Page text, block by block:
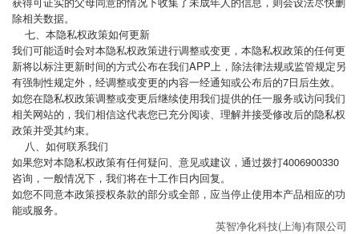
除相关数据。
七、本隐私权政策如何更新
我们可能适时会对本隐私权政策进行调整或变更，本隐私权政策的任何更
新将以标注更新时间的方式公布在我们APP上，除法律法规或监管规定另
有强制性规定外，经调整或变更的内容一经通知或公布后的7日后生效。
如您在隐私权政策调整或变更后继续使用我们提供的任一服务或访问我们
相关网站的，我们相信这代表您已充分阅读、理解并接受修改后的隐私权
政策并受其约束。
八、如何联系我们
如果您对本隐私权政策有任何疑问、意见或建议，通过拨打4006900330
咨询，一般情况下，我们将在十工作日内回复。
如您不同意本政策授权条款的部分或全部，应当停止使用本产品相应的功
能或服务。
英智净化科技(上海)有限公司